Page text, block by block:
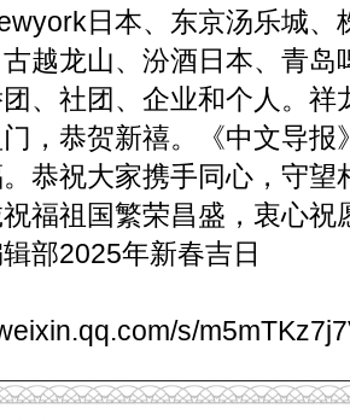
日本、东京汤乐城
越龙山、汾酒日本、青
、社团、企业和个人。祥
，恭贺新禧。《中文导报
恭祝大家携手同心，守望
福祖国繁荣昌盛，衷心祝
部2025年新春吉日
s/